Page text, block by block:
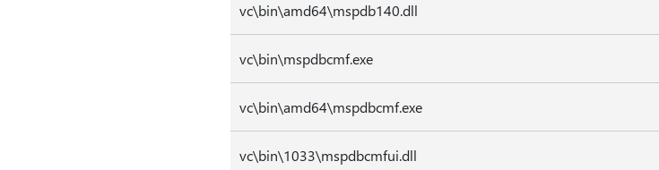
vc\bin\amd64\mspdb140.dll
vc\bin\mspdbcmf.exe
vc\bin\amd64\mspdbcmf.exe
vc\bin\1033\mspdbcmfui.dll